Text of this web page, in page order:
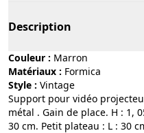
Description
Couleur :
marron
Matériaux :
formica
Style :
vintage
Support pour vidéo
métal . Gain de place. H : 1,
30 cm. Petit plateau : L : 30